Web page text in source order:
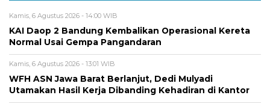
Kamis, 6 Agustus 2026 - 14:00 WIB
KAI Daop 2 Bandung Kembalikan Operasional Kereta
Normal Usai Gempa Pangandaran
Kamis, 6 Agustus 2026 - 13:01 WIB
WFH ASN Jawa Barat Berlanjut, Dedi Mulyadi
Utamakan Hasil Kerja Dibanding Kehadiran di Kantor